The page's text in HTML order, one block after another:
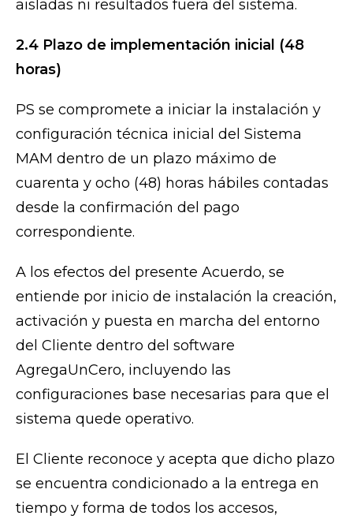
aisladas ni resultados fuera del sistema.
2.4 Plazo de implementación inicial (48
horas)
PS se compromete a iniciar la instalación y
configuración técnica inicial del Sistema
MAM dentro de un plazo máximo de
cuarenta y ocho (48) horas hábiles contadas
desde la confirmación del pago
correspondiente.
A los efectos del presente Acuerdo, se
entiende por inicio de instalación la creación,
activación y puesta en marcha del entorno
del Cliente dentro del software
AgregaUnCero, incluyendo las
configuraciones base necesarias para que el
sistema quede operativo.
El Cliente reconoce y acepta que dicho plazo
se encuentra condicionado a la entrega en
tiempo y forma de todos los accesos,